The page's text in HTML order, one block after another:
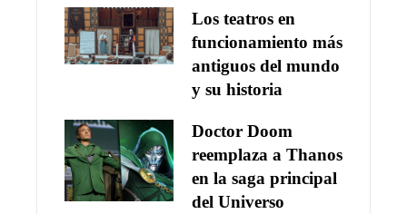
Los teatros en
funcionamiento más
antiguos del mundo
y su historia
Doctor Doom
reemplaza a Thanos
en la saga principal
del Universo